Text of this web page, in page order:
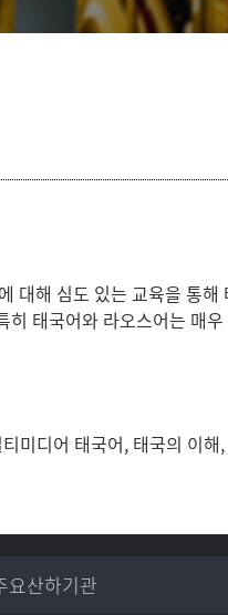
대해 심도 있는 교육을 통
태국어와 라오스어는 매
미디어 태국어, 태국의 이
요산하기관